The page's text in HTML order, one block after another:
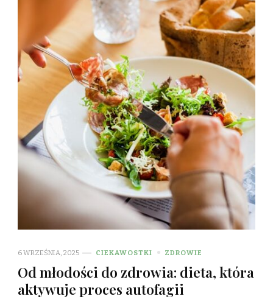
6 WRZEŚNIA, 2025 CIEKAWOSTKI ZDROWIE
Od młodości do zdrowia: dieta, która
aktywuje proces autofagii